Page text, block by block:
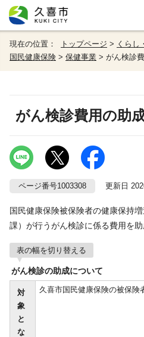
現在の位置： トップページ > くらし
国民健康保険 > 保健事業 > がん検診
がん検診費用の助
ページ番号1003308 更新日
国民健康保険被保険者の健康保持
課）が行うがん検診に係る費用を助
表の幅を切り替える
がん検診の助成について
対
象
と
な
久喜市国民健康保険の被保険